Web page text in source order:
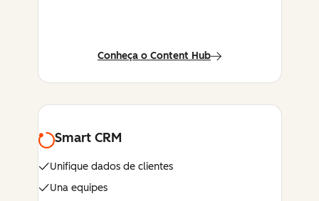
Conheça o Content Hub
Smart CRM
Unifique dados de clientes
Una equipes